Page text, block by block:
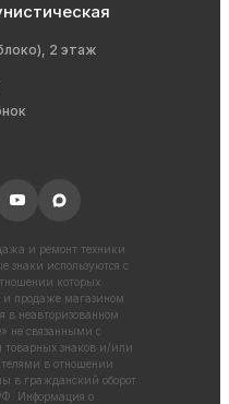
2 этаж
и ремонт техники
знаки используются с
которых
и продаже магазином
в неавторизованном
не связанными с
знаков и/или
в отношении
в гражданский оборот
Информация о